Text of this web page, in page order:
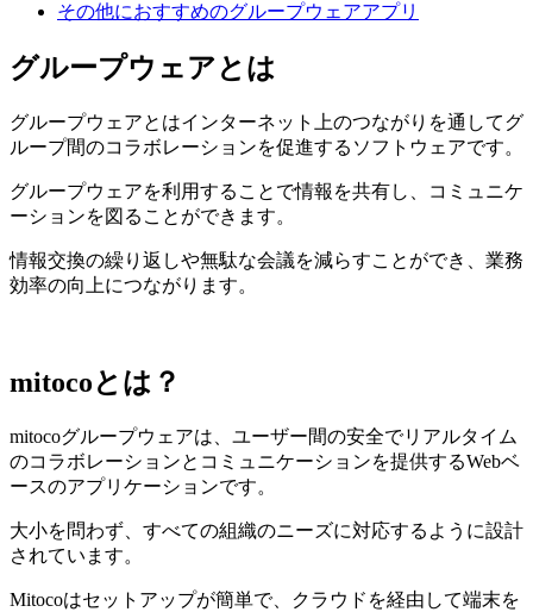
その他におすすめのグループウェアアプリ
グループウェアとは
グループウェアとはインターネット上のつながりを通してグ
ループ間のコラボレーションを促進するソフトウェアです。
グループウェアを利用することで情報を共有し、コミュニケ
ーションを図ることができます。
情報交換の繰り返しや無駄な会議を減らすことができ、業務
効率の向上につながります。
mitocoとは？
mitocoグループウェアは、ユーザー間の安全でリアルタイム
のコラボレーションとコミュニケーションを提供するWebベ
ースのアプリケーションです。
大小を問わず、すべての組織のニーズに対応するように設計
されています。
Mitocoはセットアップが簡単で、クラウドを経由して端末を